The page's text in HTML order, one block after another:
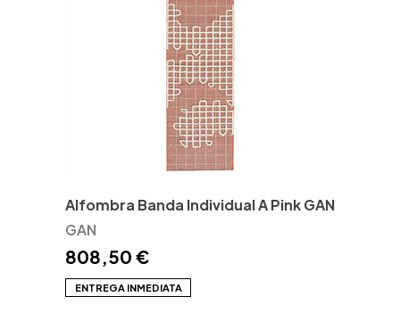
Alfombra Banda Individual A Pink GAN
GAN
808,50 €
ENTREGA INMEDIATA